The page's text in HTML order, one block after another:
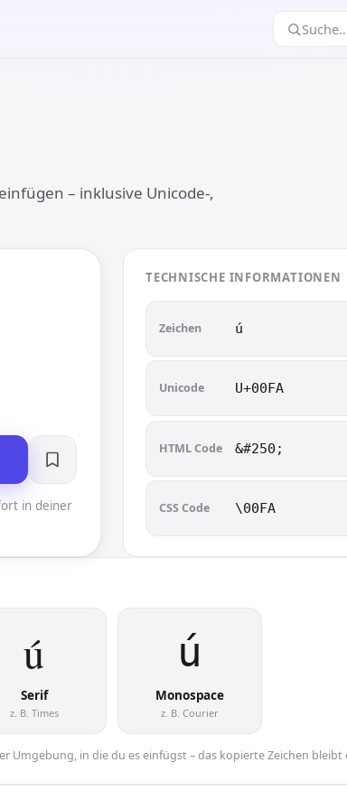
– inklusive Unicode-,
in deiner
TECHNISCHE INFORMATIONEN
Zeichen ú︎
Unicode U+00FA
HTML Code &#250;
CSS Code \00FA
ú︎
Serif
z. B. Times
ú︎
Monospace
z. B. Courier
Umgebung, in die du es einfügst – das kopierte Zeichen bleibt